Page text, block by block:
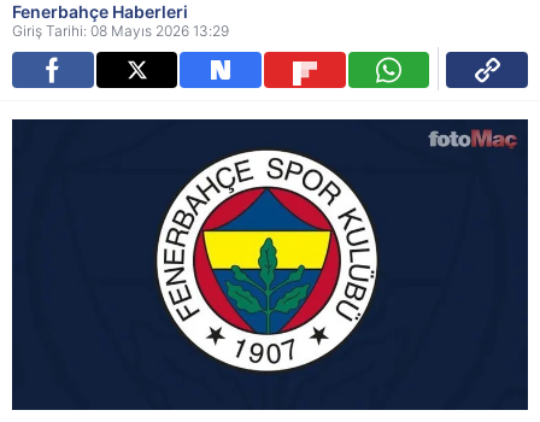
Fenerbahçe Haberleri
Giriş Tarihi: 08 Mayıs 2026 13:29